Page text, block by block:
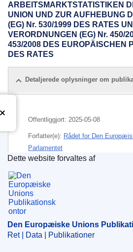
ARBEITSMARKTSTATISTIKEN
UNION UND ZUR AUFHEBUNG
(EG) Nr. 530/1999 DES RATES
VERORDNUNGEN (EG) Nr. 450/
453/2008 DES EUROPÄISCHEN
DES RATES
Detaljerede oplysninger om
Offentliggjort: 2025-05-08
Forfatter(e): Rådet for Den
Parlamentet
Den Europæiske Unions
Dette website forvaltes af
Den Europæiske Unions
Ret | Data | Publikationer